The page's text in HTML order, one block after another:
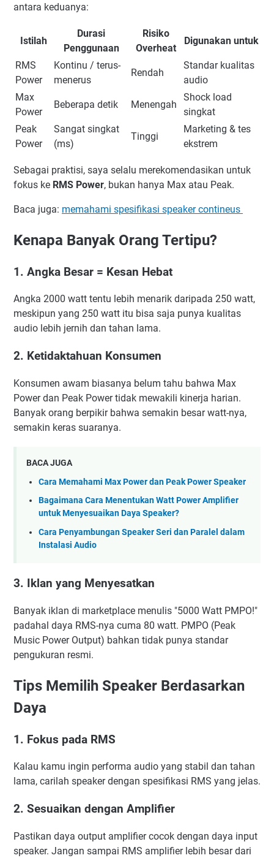
antara keduanya:
Istilah
Durasi
Penggunaan
Risiko
Overheat
Digunakan untuk
RMS
Power
Kontinu / terus-
menerus
Rendah
Standar kualitas
audio
Max
Power
Beberapa detik Menengah
Shock load
singkat
Peak
Power
Sangat singkat
(ms)
Tinggi
Marketing & tes
ekstrem
Sebagai praktisi, saya selalu merekomendasikan untuk
fokus ke RMS Power, bukan hanya Max atau Peak.
Baca juga: memahami spesifikasi speaker contineus
Kenapa Banyak Orang Tertipu?
1. Angka Besar = Kesan Hebat
Angka 2000 watt tentu lebih menarik daripada 250 watt,
meskipun yang 250 watt itu bisa saja punya kualitas
audio lebih jernih dan tahan lama.
2. Ketidaktahuan Konsumen
Konsumen awam biasanya belum tahu bahwa Max
Power dan Peak Power tidak mewakili kinerja harian.
Banyak orang berpikir bahwa semakin besar watt-nya,
semakin keras suaranya.
BACA JUGA
Cara Memahami Max Power dan Peak Power Speaker
Bagaimana Cara Menentukan Watt Power Amplifier
untuk Menyesuaikan Daya Speaker?
Cara Penyambungan Speaker Seri dan Paralel dalam
Instalasi Audio
3. Iklan yang Menyesatkan
Banyak iklan di marketplace menulis "5000 Watt PMPO!"
padahal daya RMS-nya cuma 80 watt. PMPO (Peak
Music Power Output) bahkan tidak punya standar
pengukuran resmi.
Tips Memilih Speaker Berdasarkan
Daya
1. Fokus pada RMS
Kalau kamu ingin performa audio yang stabil dan tahan
lama, carilah speaker dengan spesifikasi RMS yang jelas.
2. Sesuaikan dengan Amplifier
Pastikan daya output amplifier cocok dengan daya input
speaker. Jangan sampai RMS amplifier lebih besar dari